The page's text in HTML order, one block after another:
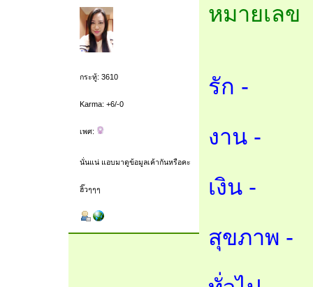
กระทู้: 3610
Karma: +6/-0
เพศ:
นั่นแน่ แอบมาดูข้อมูลเค้ากันหรือคะ
ฮิ๊วๆๆๆ
หมายเลข
รัก -
งาน -
เงิน -
สุขภาพ -